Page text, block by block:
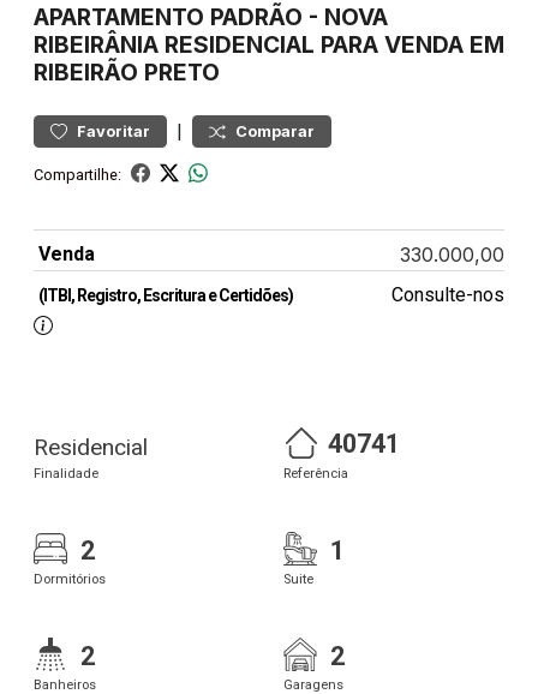
APARTAMENTO PADRÃO - NOVA
RIBEIRÂNIA RESIDENCIAL PARA VENDA EM
RIBEIRÃO PRETO
Favoritar | Comparar
Compartilhe:
Venda 330.000,00
(ITBI, Registro, Escritura e Certidões) Consulte-nos
Residencial
Finalidade
40741
Referência
2
Dormitórios
1
Suite
2
Banheiros
2
Garagens